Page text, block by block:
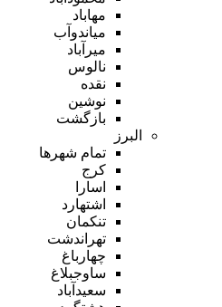
مهاباد
میاندوآب
میرآباد
نالوس
نقده
نوشین
بازگشت
البرز
تمام شهر‌ها
کرج
اسارا
اشتهارد
تنکمان
تهراندشت
چهارباغ
ساوجبلاغ
سعیدآباد